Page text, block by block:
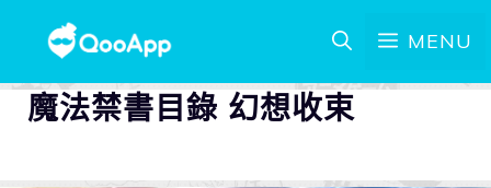
MENU
魔法禁書目錄 幻想收束